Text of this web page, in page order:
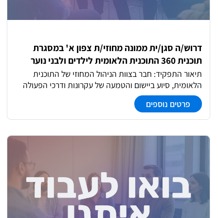
ושותפויות
דרוש/ה סגן/ית ממונה מחוזי/ת צפון א' במסגרת
תוכנית 360 התוכנית הלאומית לילדים ולבני נוער
בסיכון.
תיאור התפקיד: חבר בצוות הניהול המחוזי של התוכנית
הלאומית, סיוע ביישום והטמעה של עקרונות ודרכי הפעולה
של התוכנית במחוז וביישובים שבתחומי המחוז. הנחייה וליווי
שוטפות, ביצוע פיקוח ובקרה על יישום התוכנית. סיוע והובלה
פרטים נוספים